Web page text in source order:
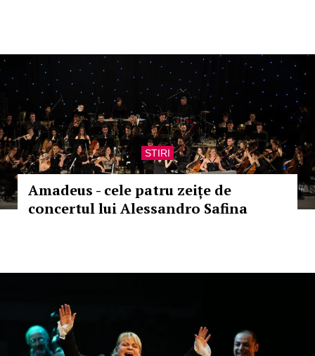
STIRI
Amadeus - cele patru zeițe de
concertul lui Alessandro Safina